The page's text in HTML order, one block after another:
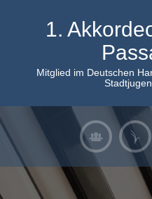
1.
Mitglied im Deutschen